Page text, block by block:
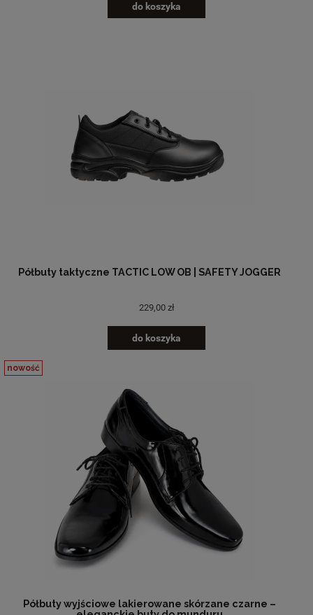
do koszyka
Półbuty taktyczne TACTIC LOW OB | SAFETY JOGGER
229,00 zł
do koszyka
Półbuty wyjściowe lakierowane skórzane czarne –
nowość